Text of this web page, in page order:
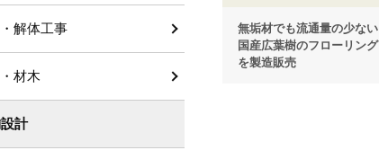
無垢材でも流通量の少ない
国産広葉樹のフローリング
を製造販売
解体工事
材木
計